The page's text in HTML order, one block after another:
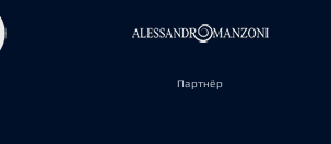
Партнёр